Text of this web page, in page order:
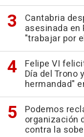
Cantabria
asesinada en
"trabajar por
Felipe VI
Día del Trono
hermandad"
Podemos
organización
contra la